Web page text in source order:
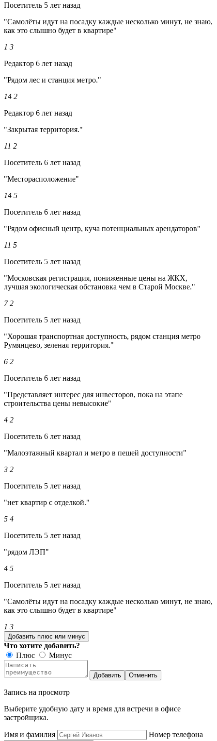
Посетитель 5 лет назад
"Самолёты идут на посадку каждые несколько минут, не знаю,
как это слышно будет в квартире"
1 3
Редактор 6 лет назад
"Рядом лес и станция метро."
14 2
Редактор 6 лет назад
"Закрытая территория."
11 2
Посетитель 6 лет назад
"Месторасположение"
14 5
Посетитель 6 лет назад
"Рядом офисный центр, куча потенциальных арендаторов"
11 5
Посетитель 5 лет назад
"Московская регистрация, пониженные цены на ЖКХ,
лучшая экологическая обстановка чем в Старой Москве."
7 2
Посетитель 5 лет назад
"Хорошая транспортная доступность, рядом станция метро
Румянцево, зеленая территория."
6 2
Посетитель 6 лет назад
"Представляет интерес для инвесторов, пока на этапе
строительства цены невысокие"
4 2
Посетитель 6 лет назад
"Малоэтажный квартал и метро в пешей доступности"
3 2
Посетитель 5 лет назад
"нет квартир с отделкой."
5 4
Посетитель 5 лет назад
"рядом ЛЭП"
4 5
Посетитель 5 лет назад
"Самолёты идут на посадку каждые несколько минут, не знаю,
как это слышно будет в квартире"
1 3
Добавить плюс или минус
Что хотите добавить?
Плюс
Минус
Добавить Отменить
Запись на просмотр
Выберите удобную дату и время для встречи в офисе
застройщика.
Имя и фамилия Номер телефона